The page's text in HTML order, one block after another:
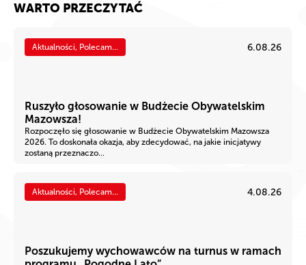
WARTO PRZECZYTAĆ
Aktualności, Polecam... 6.08.26
Ruszyło głosowanie w Budżecie Obywatelskim
Mazowsza!
Rozpoczęło się głosowanie w Budżecie Obywatelskim Mazowsza
2026. To doskonała okazja, aby zdecydować, na jakie inicjatywy
zostaną przeznaczo...
Aktualności, Polecam... 4.08.26
Poszukujemy wychowawców na turnus w ramach